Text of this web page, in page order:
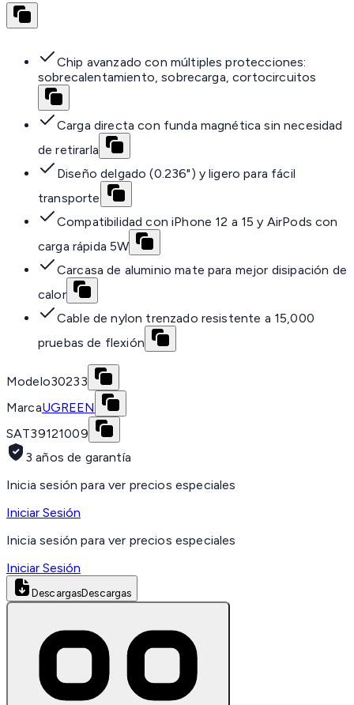
Chip avanzado con múltiples protecciones:
sobrecalentamiento, sobrecarga, cortocircuitos
Carga directa con funda magnética sin necesidad
de retirarla
Diseño delgado (0.236") y ligero para fácil
transporte
Compatibilidad con iPhone 12 a 15 y AirPods con
carga rápida 5W
Carcasa de aluminio mate para mejor disipación de
calor
Cable de nylon trenzado resistente a 15,000
pruebas de flexión
Modelo30233
MarcaUGREEN
SAT39121009
3 años de garantía
Inicia sesión para ver precios especiales
Iniciar Sesión
Inicia sesión para ver precios especiales
Iniciar Sesión
DescargasDescargas